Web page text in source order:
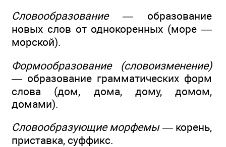
Словообразование — образование
новых слов от однокоренных (море —
морской).
Формообразование (словоизменение)
— образование грамматических форм
слова (дом, дома, дому, домом,
домами).
Словообразующие морфемы —корень,
приставка, суффикс.